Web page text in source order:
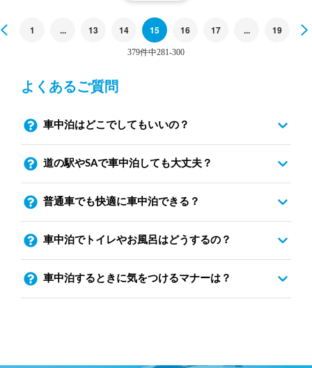
Previous
1 ... 13 14 15 16 17 ... 19
379件中281-300
よくあるご質問
車中泊はどこでしてもいいの？
道の駅やSAで車中泊しても大丈夫？
普通車でも快適に車中泊できる？
車中泊でトイレやお風呂はどうするの？
車中泊するときに気をつけるマナーは？